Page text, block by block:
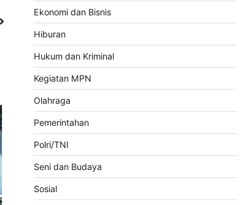
Ekonomi dan Bisnis
Hiburan
Hukum dan Kriminal
Kegiatan MPN
Olahraga
Pemerintahan
Polri/TNI
Seni dan Budaya
Sosial